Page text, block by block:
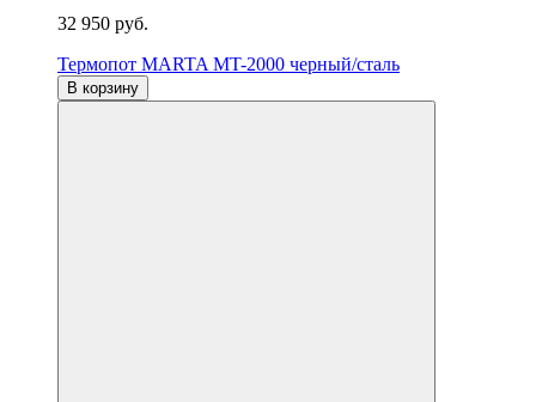
32 950 руб.
Термопот MARTA MT-2000 черный/сталь
В корзину